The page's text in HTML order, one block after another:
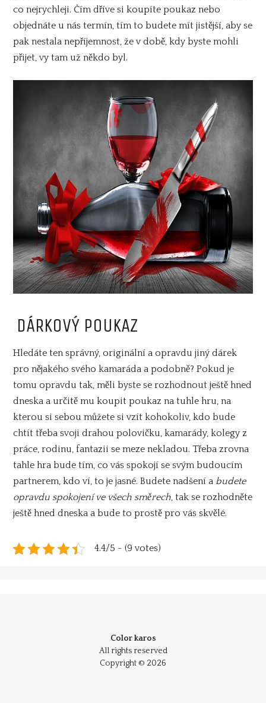
co nejrychleji. Čím dříve si koupíte poukaz nebo
objednáte u nás termín, tím to budete mít jistější, aby se
pak nestala nepříjemnost, že v době, kdy byste mohli
přijet, vy tam už někdo byl.
DÁRKOVÝ POUKAZ
Hledáte ten správný, originální a opravdu jiný dárek
pro nějakého svého kamaráda a podobně? Pokud je
tomu opravdu tak, měli byste se rozhodnout ještě hned
dneska a určitě mu koupit poukaz na tuhle hru, na
kterou si sebou můžete si vzít kohokoliv, kdo bude
chtít třeba svoji drahou polovičku, kamarády, kolegy z
práce, rodinu, fantazii se meze nekladou. Třeba zrovna
tahle hra bude tím, co vás spokojí se svým budoucím
partnerem, kdo ví, to je jasné. Budete nadšení abudete
opravdu spokojení ve všech směrech, tak se rozhodněte
ještě hned dneska a bude to prostě pro vás skvělé.
4.4/5 - (9 votes)
Color karos
All rights reserved
Copyright © 2026